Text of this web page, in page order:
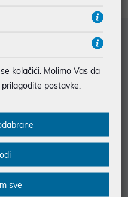
kolačići. Molimo Vas da
prilagodite postavke.
sve